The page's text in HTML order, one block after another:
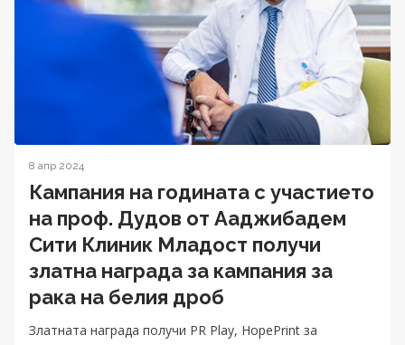
8 апр 2024
Кампания на годината с участието
на проф. Дудов от Ааджибадем
Сити Клиник Младост получи
златна награда за кампания за
рака на белия дроб
Златната награда получи PR Play, HopePrint за